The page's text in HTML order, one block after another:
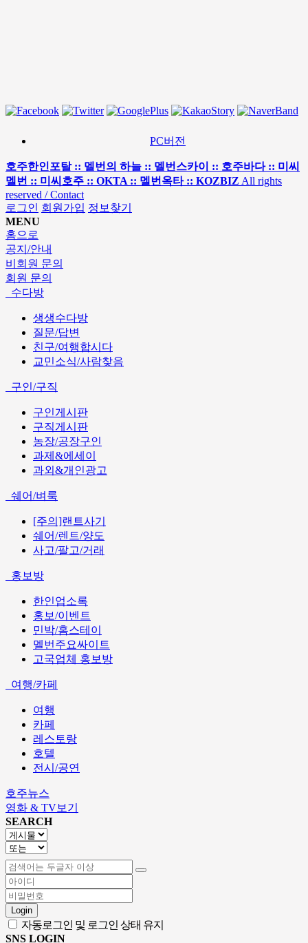
PC버전
호주한인포탈 :: 멜번의 하늘 :: 멜번스카이 :: 호주바다 :: 미씨
멜번 :: 미씨호주 :: OKTA :: 멜번옥타 :: KOZBIZ All rights
reserved / Contact
로그인 회원가입 정보찾기
MENU
홈으로
공지/안내
비회원 문의
회원 문의
수다방
생생수다방
질문/답변
친구/여행합시다
교민소식/사람찾음
구인/구직
구인게시판
구직게시판
농장/공장구인
과제&에세이
과외&개인광고
쉐어/벼룩
[주의]랜트사기
쉐어/렌트/양도
사고/팔고/거래
홍보방
한인업소록
홍보/이벤트
민박/홈스테이
멜번주요싸이트
고국업체 홍보방
여행/카페
여행
카페
레스토랑
호텔
전시/공연
호주뉴스
영화 & TV보기
SEARCH
Login
자동로그인 및 로그인 상태 유지
SNS LOGIN